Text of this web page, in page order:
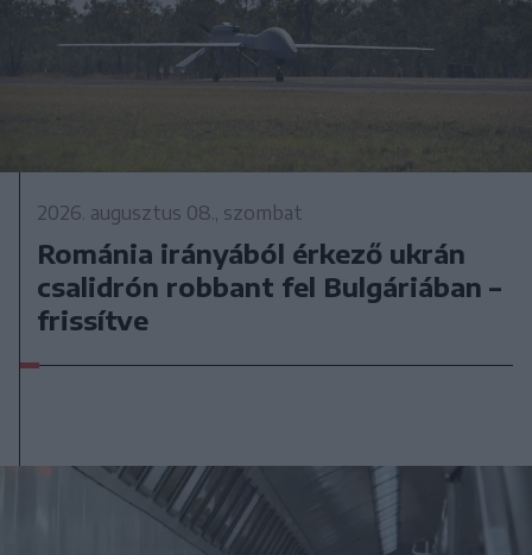
2026. augusztus 08., szombat
Románia irányából érkező ukrán
csalidrón robbant fel Bulgáriában –
frissítve